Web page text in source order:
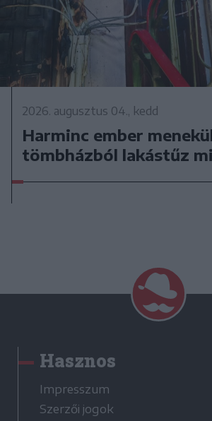
2026. augusztus 04., kedd
Harminc ember
tömbházból lakástűz
Hasznos
Impresszum
Szerzői jogok